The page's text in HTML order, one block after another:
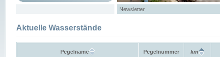
Newsletter
Aktuelle Wasserstände
Pegelname Pegelnummer km